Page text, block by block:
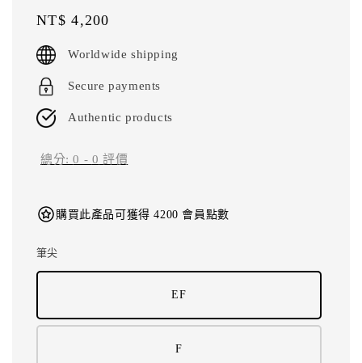
Regular
price
NT$ 4,200
Worldwide shipping
Secure payments
Authentic products
總分:0 - 0 評價
購買此產品可獲得 4200 會員點數
筆尖
EF
F